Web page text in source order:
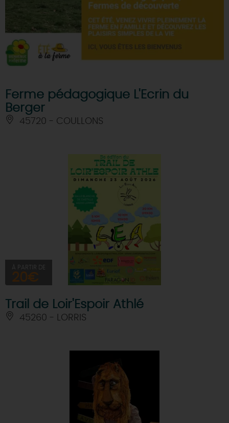
Ferme pédagogique L'Ecrin du
Berger
45720 - COULLONS
À PARTIR DE
20€
Trail de Loir'Espoir Athlé
45260 - LORRIS